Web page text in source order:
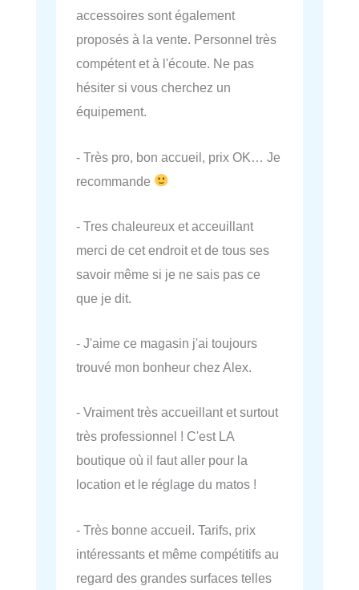
accessoires sont également
proposés à la vente. Personnel très
compétent et à l'écoute. Ne pas
hésiter si vous cherchez un
équipement.
- Très pro, bon accueil, prix OK… Je
recommande
- Tres chaleureux et acceuillant
merci de cet endroit et de tous ses
savoir même si je ne sais pas ce
que je dit.
- J'aime ce magasin j'ai toujours
trouvé mon bonheur chez Alex.
- Vraiment très accueillant et surtout
très professionnel ! C'est LA
boutique où il faut aller pour la
location et le réglage du matos !
- Très bonne accueil. Tarifs, prix
intéressants et même compétitifs au
regard des grandes surfaces telles